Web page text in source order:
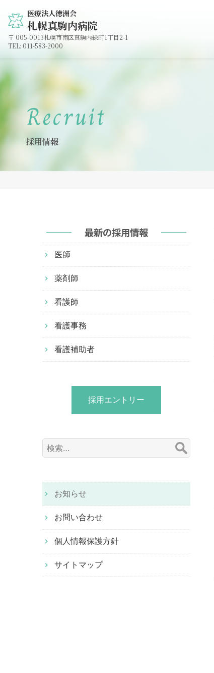
医療法人徳洲会
札幌真駒内病院
005-0013札幌市南区真駒内緑町1丁目2-1
011-583-2000
採用情報
Recruit
最新の採用情報
医師
薬剤師
看護師
看護事務
看護補助者
採用エントリー
検
索:
お知らせ
お問い合わせ
個人情報保護方針
サイトマップ